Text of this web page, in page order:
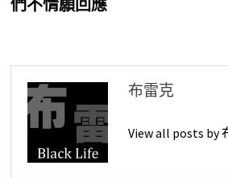
們不情願回應
布雷克
View all posts by